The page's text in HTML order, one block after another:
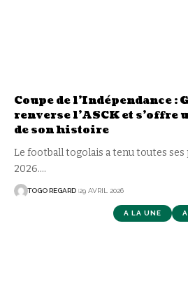
Coupe de l’Indépendance :
renverse l’ASCK et s’offre
de son histoire
Le football togolais a tenu toutes
2026.…
TOGO REGARD 29 AVRIL 2026
A LA UNE